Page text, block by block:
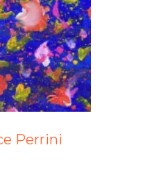
Perrini